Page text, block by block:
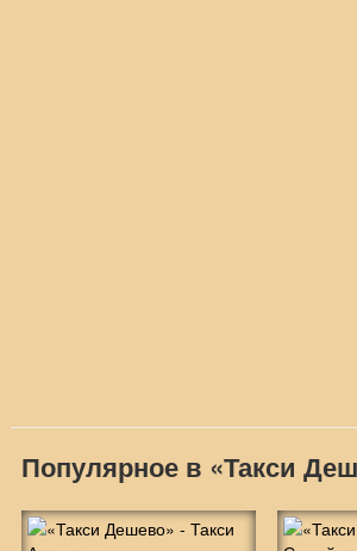
Популярное в «Такси